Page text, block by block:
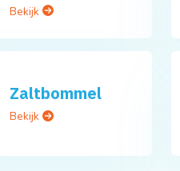
Bekijk
Zaltbommel
Bekijk